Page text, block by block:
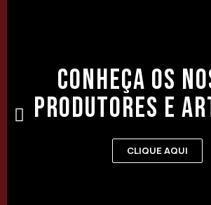
Conheça os
produtores e
CLIQUE AQUI